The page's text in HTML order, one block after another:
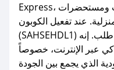
Express، بما في ذلك الأحذية والاكسسوارات ومستحضرات
عند تفعيل الكوبون
(SAHSEHDL1) ستحصل على شحن مجاني لأول طلب. إنه
عبر الإنترنت، خصوصاً
الذي يجمع بين الجودة